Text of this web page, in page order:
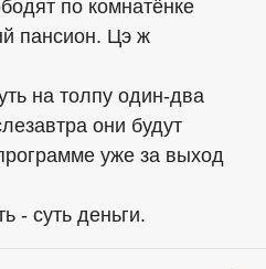
по комнатёнке
пансион. Цэ ж
на толпу один-два
они будут
уже за выход
- суть деньги.